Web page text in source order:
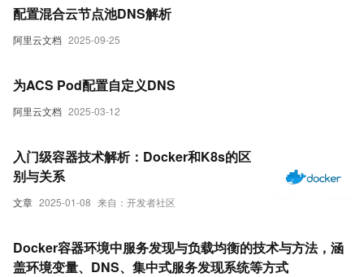
阿里云文档 2025-09-25
配置混合云节点池DNS解析
阿里云文档 2025-03-12
为ACS Pod配置自定义DNS
文章 2025-01-08 来自：开发者社区
入门级容器技术解析：Docker和K8s的区
别与关系
Docker容器环境中服务发现与负载均衡的技术与方法，涵
盖环境变量、DNS、集中式服务发现系统等方式